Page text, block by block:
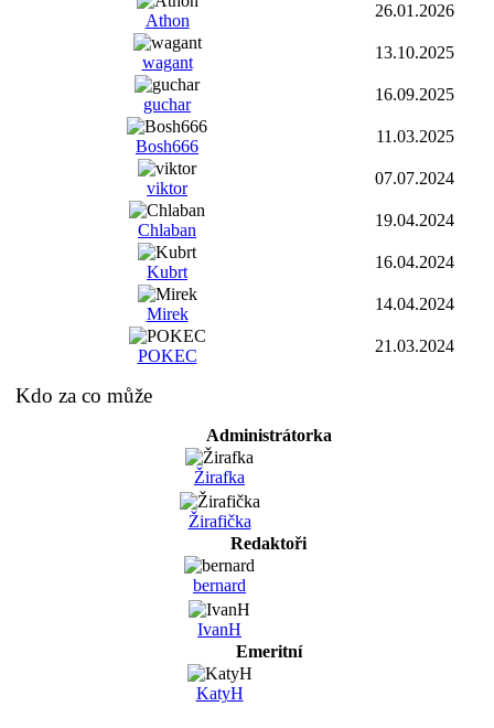
Athon
26.01.2026
wagant
13.10.2025
guchar
16.09.2025
Bosh666
11.03.2025
viktor
07.07.2024
Chlaban
19.04.2024
Kubrt
16.04.2024
Mirek
14.04.2024
POKEC
21.03.2024
Kdo za co může
Administrátorka
Žirafka
Žirafička
Redaktoři
bernard
IvanH
Emeritní
KatyH